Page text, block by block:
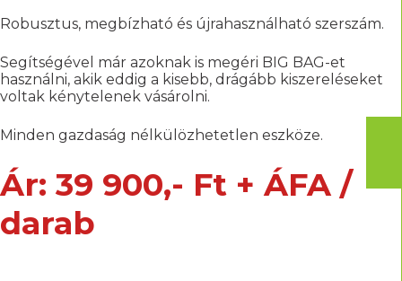
Robusztus, megbízható és újrahasználható szerszám.
Segítségével már azoknak is megéri BIG BAG-et
használni, akik eddig a kisebb, drágább kiszereléseket
voltak kénytelenek vásárolni.
Minden gazdaság nélkülözhetetlen eszköze.
Ár: 39 900,- Ft + ÁFA /
darab